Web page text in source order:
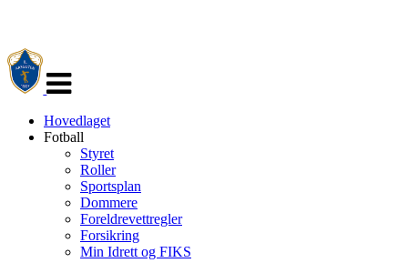
navigasjon
Hovedlaget
Fotball
Styret
Roller
Sportsplan
Dommere
Foreldrevettregler
Forsikring
Min Idrett og FIKS